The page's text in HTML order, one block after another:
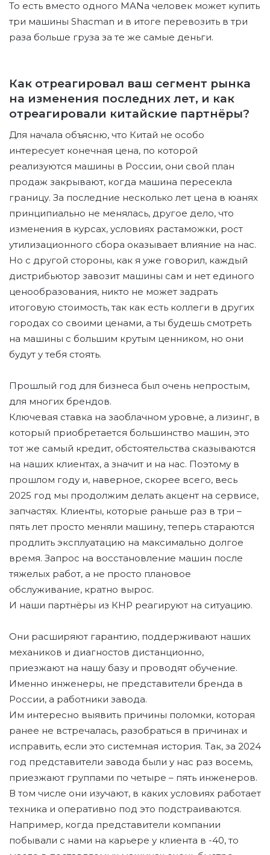
То есть вместо одного MANа человек может купить
три машины Shacman и в итоге перевозить в три
раза больше груза за те же самые деньги.
Как отреагировал ваш сегмент рынка
на изменения последних лет, и как
отреагировали китайские партнёры?
Для начала объясню, что Китай не особо
интересует конечная цена, по которой
реализуются машины в России, они свой план
продаж закрывают, когда машина пересекла
границу. За последние несколько лет цена в юанях
принципиально не менялась, другое дело, что
изменения в курсах, условиях растаможки, рост
утилизационного сбора оказывает влияние на нас.
Но с другой стороны, как я уже говорил, каждый
дистрибьютор завозит машины сам и нет единого
ценообразования, никто не может задрать
итоговую стоимость, так как есть коллеги в других
городах со своими ценами, а ты будешь смотреть
на машины с большим крутым ценником, но они
будут у тебя стоять.
Прошлый год для бизнеса был очень непростым,
для многих брендов.
Ключевая ставка на заоблачном уровне, а лизинг, в
который приобретается большинство машин, это
тот же самый кредит, обстоятельства сказываются
на наших клиентах, а значит и на нас. Поэтому в
прошлом году и, наверное, скорее всего, весь
2025 год мы продолжим делать акцент на сервисе,
запчастях. Клиенты, которые раньше раз в три –
пять лет просто меняли машину, теперь стараются
продлить эксплуатацию на максимально долгое
время. Запрос на восстановление машин после
тяжелых работ, а не просто плановое
обслуживание, кратно вырос.
И наши партнёры из КНР реагируют на ситуацию.
Они расширяют гарантию, поддерживают наших
механиков и диагностов дистанционно,
приезжают на нашу базу и проводят обучение.
Именно инженеры, не представители бренда в
России, а работники завода.
Им интересно выявить причины поломки, которая
ранее не встречалась, разобраться в причинах и
исправить, если это системная история. Так, за 2024
год представители завода были у нас раз восемь,
приезжают группами по четыре – пять инженеров.
В том числе они изучают, в каких условиях работает
техника и оперативно под это подстраиваются.
Например, когда представители компании
побывали с нами на карьере у клиента в -40, то